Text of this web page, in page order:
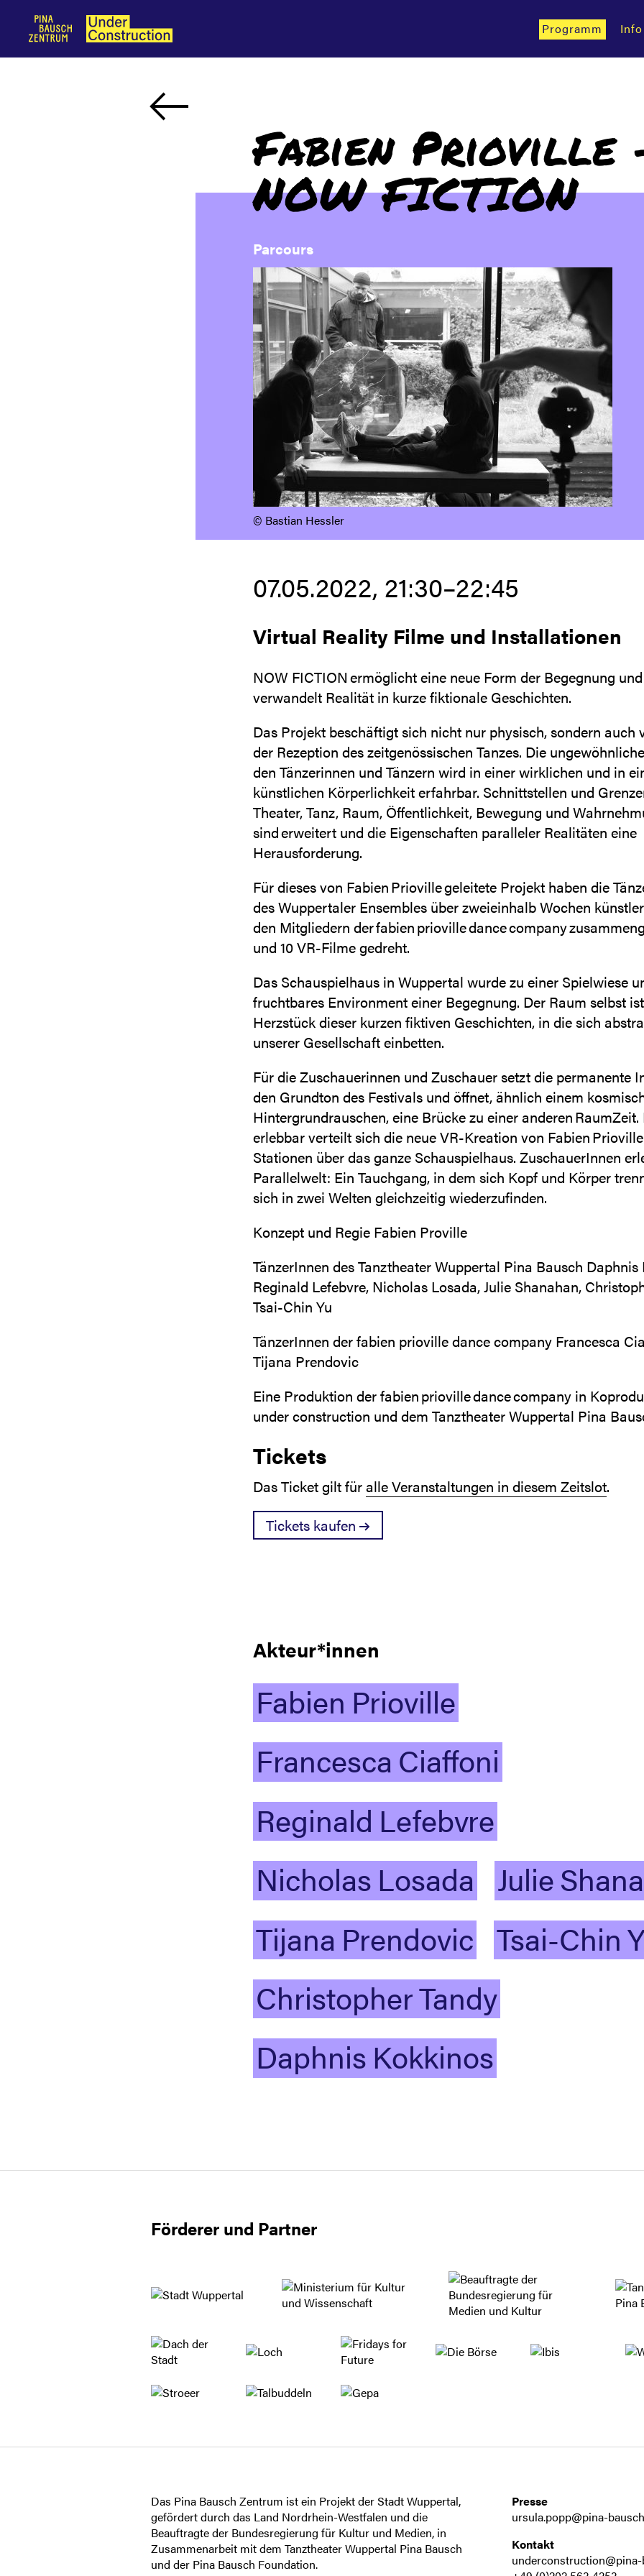
Programm
Fabien Prioville
NOW FICTION
Parcours
©️ Bastian Hessler
07.05.2022, 21:30–22:45
Virtual Reality Filme und Installationen
NOW FICTION ermöglicht eine neue Form der Begegnung und
verwandelt Realität in kurze fiktionale Geschichten.
Das Projekt beschäftigt sich nicht nur physisch, sondern auch
der Rezeption des zeitgenössischen Tanzes. Die
den Tänzerinnen und Tänzern wird in einer wirklichen und in
künstlichen Körperlichkeit erfahrbar. Schnittstellen und
Theater, Tanz, Raum, Öffentlichkeit, Bewegung und
sind erweitert und die Eigenschaften paralleler Realitäten eine
Herausforderung.
Für dieses von Fabien Prioville geleitete Projekt haben die
des Wuppertaler Ensembles über zweieinhalb Wochen
den Mitgliedern der fabien prioville dance company
und 10 VR-Filme gedreht.
Das Schauspielhaus in Wuppertal wurde zu einer Spielwiese
fruchtbares Environment einer Begegnung. Der Raum selbst
Herzstück dieser kurzen fiktiven Geschichten, in die sich
unserer Gesellschaft einbetten.
Für die Zuschauerinnen und Zuschauer setzt die permanente
den Grundton des Festivals und öffnet, ähnlich einem
Hintergrundrauschen, eine Brücke zu einer anderen
erlebbar verteilt sich die neue VR-Kreation von Fabien
Stationen über das ganze Schauspielhaus. ZuschauerInnen
Parallelwelt: Ein Tauchgang, in dem sich Kopf und Körper
sich in zwei Welten gleichzeitig wiederzufinden.
Konzept und Regie Fabien Proville
TänzerInnen des Tanztheater Wuppertal Pina Bausch Daphnis
Reginald Lefebvre, Nicholas Losada, Julie Shanahan,
Tsai-Chin Yu
TänzerInnen der fabien prioville dance company Francesca
Tijana Prendovic
Eine Produktion der fabien prioville dance company in
under construction und dem Tanztheater Wuppertal Pina
Tickets
Das Ticket gilt füralle Veranstaltungen in diesem Zeitslot.
Tickets kaufen
Akteur*innen
Fabien Prioville
Francesca Ciaffoni
Reginald Lefebvre
Nicholas Losada Julie
Tijana Prendovic Tsai-Chin
ChristopherTandy
Daphnis Kokkinos
Förderer und Partner
Das Pina Bausch Zentrum ist ein Projekt der Stadt Wuppertal,
gefördert durch das Land Nordrhein-Westfalen und die
Beauftragte der Bundesregierung für Kultur und Medien, in
Zusammenarbeit mit dem Tanztheater Wuppertal Pina Bausch
und der Pina Bausch Foundation.
Presse
ursula.popp@pina-
Kontakt